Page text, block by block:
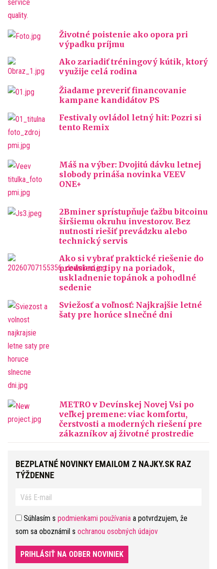
Životné poistenie ako opora pri
výpadku príjmu
Ako zariadiť tréningový kútik, ktorý
využije celá rodina
Žiadame preveriť financovanie
kampane kandidátov PS
Festivaly ovládol letný hit: Pozri si
tento Remix
Máš na výber: Dvojitú dávku letnej
slobody prináša novinka VEEV
ONE+
2Bminer sprístupňuje ťažbu bitcoinu
širšiemu okruhu investorov. Bez
nutnosti riešiť prevádzku alebo
technický servis
Ako si vybrať praktické riešenie do
predsiene: tipy na poriadok,
uskladnenie topánok a pohodlné
sedenie
Sviežosť a voľnosť: Najkrajšie letné
šaty pre horúce slnečné dni
METRO v Devínskej Novej Vsi po
veľkej premene: viac komfortu,
čerstvosti a moderných riešení pre
zákazníkov aj životné prostredie
BEZPLATNÉ NOVINKY EMAILOM Z NAJKY.SK RAZ
TÝŽDENNE
Súhlasím s podmienkami používania a potvrdzujem, že
som sa oboznámil s ochranou osobných údajov
PRIHLÁSIŤ NA ODBER NOVINIEK